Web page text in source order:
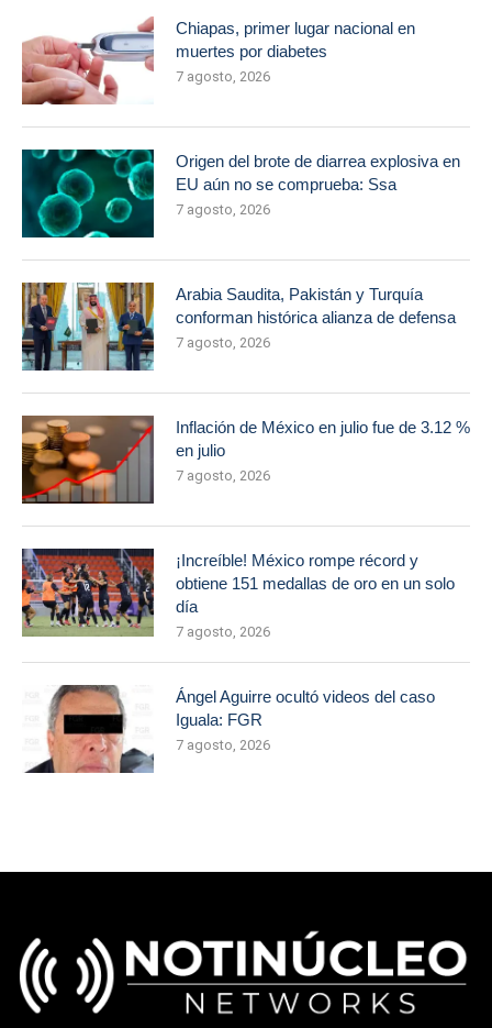
Chiapas, primer lugar nacional en
muertes por diabetes
7 agosto, 2026
Origen del brote de diarrea explosiva en
EU aún no se comprueba: Ssa
7 agosto, 2026
Arabia Saudita, Pakistán y Turquía
conforman histórica alianza de defensa
7 agosto, 2026
Inflación de México en julio fue de 3.12 %
en julio
7 agosto, 2026
¡Increíble! México rompe récord y
obtiene 151 medallas de oro en un solo
día
7 agosto, 2026
Ángel Aguirre ocultó videos del caso
Iguala: FGR
7 agosto, 2026